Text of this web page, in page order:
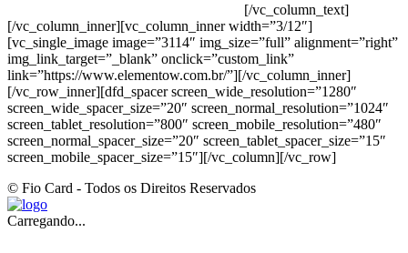
[/vc_column_text]
[/vc_column_inner][vc_column_inner width=”3/12″]
[vc_single_image image=”3114″ img_size=”full” alignment=”right”
img_link_target=”_blank” onclick=”custom_link”
link=”https://www.elementow.com.br/”][/vc_column_inner]
[/vc_row_inner][dfd_spacer screen_wide_resolution=”1280″
screen_wide_spacer_size=”20″ screen_normal_resolution=”1024″
screen_tablet_resolution=”800″ screen_mobile_resolution=”480″
screen_normal_spacer_size=”20″ screen_tablet_spacer_size=”15″
screen_mobile_spacer_size=”15″][/vc_column][/vc_row]
© Fio Card - Todos os Direitos Reservados
Carregando...